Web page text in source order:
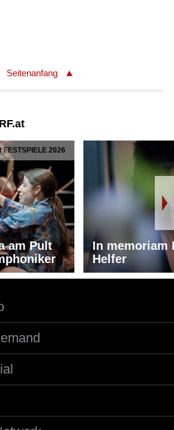
Seitenanfang
FESTSPIELE 2026
am Pult
In memoriam
Helfer